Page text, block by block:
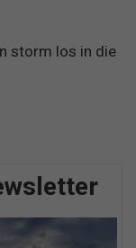
storm los in die